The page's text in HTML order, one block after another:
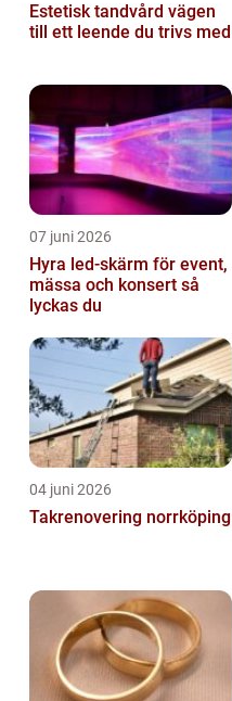
Estetisk tandvård vägen
till ett leende du trivs med
07 juni 2026
Hyra led-skärm för event,
mässa och konsert så
lyckas du
04 juni 2026
Takrenovering norrköping